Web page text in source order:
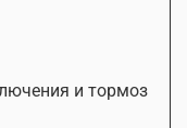
и тормоз